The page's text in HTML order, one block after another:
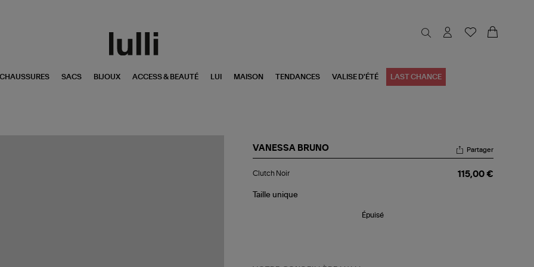
CHAUSSURES SACS BIJOUX ACCESS & BEAUTÉ LUI MAISON TENDANCES VALISE D'ÉTÉ LAST CHANCE
VANESSA BRUNO
Noir
Partager
Clutch Noir 115,00 €
Taille unique
Épuisé